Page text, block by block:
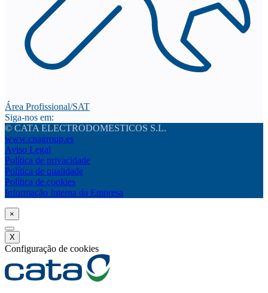
Área Profissional/SAT
Siga-nos em:
© CATA ELECTRODOMESTICOS S.L.
www.cnagroup.es
Aviso Legal
Política de privacidade
Política de qualidade
Política de cookies
Informação Interna da Empresa
×
X
Configuração de cookies